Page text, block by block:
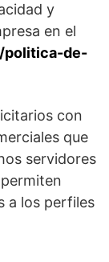
y
en el
politica-de-
con
que
servidores
a los perfiles